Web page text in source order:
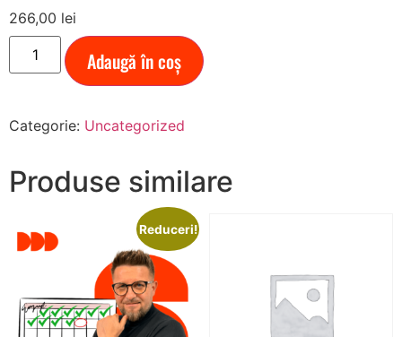
266,00 lei
Adaugă în coș
Categorie: Uncategorized
Produse similare
Reduceri!